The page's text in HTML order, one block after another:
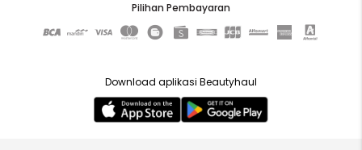
Pilihan Pembayaran
Download aplikasi Beautyhaul